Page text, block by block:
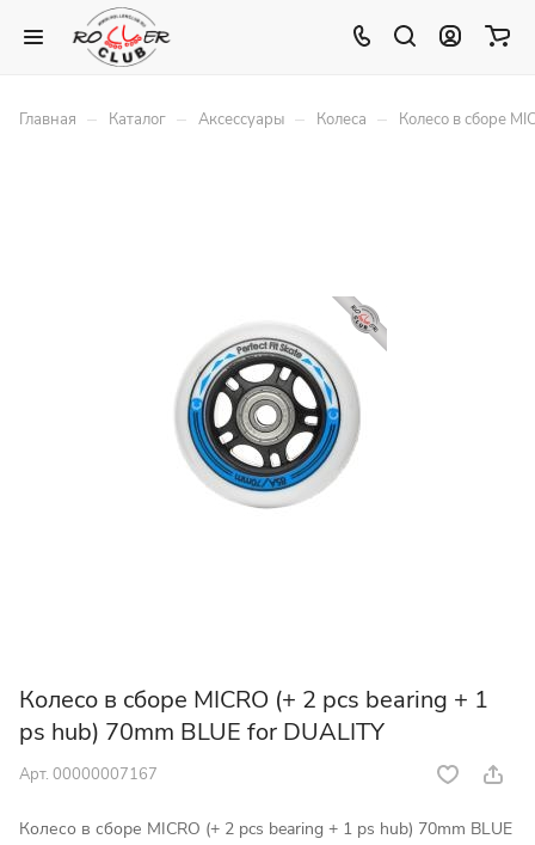
Главная – Каталог – Аксессуары – Колеса – Колесо в сборе
Колесо в сборе MICRO (+ 2 pcs bearing + 1
ps hub) 70mm BLUE for DUALITY
Арт. 00000007167
Колесо в сборе MICRO (+ 2 pcs bearing + 1 ps hub) 70mm BLUE